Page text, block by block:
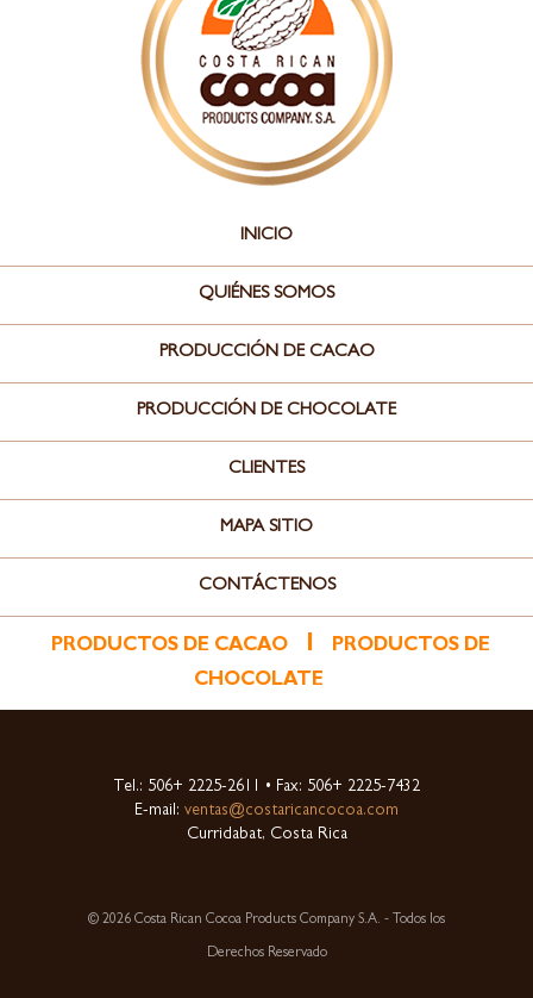
INICIO
QUIÉNES SOMOS
PRODUCCIÓN DE CACAO
PRODUCCIÓN DE CHOCOLATE
CLIENTES
MAPA SITIO
CONTÁCTENOS
PRODUCTOS DE CACAO l
PRODUCTOS DE
CHOCOLATE
Tel.: 506+ 2225-2611 • Fax: 506+ 2225-7432
E-mail: ventas@costaricancocoa.com
Curridabat, Costa Rica
© 2026 Costa Rican Cocoa Products Company S.A. - Todos los
Derechos Reservado